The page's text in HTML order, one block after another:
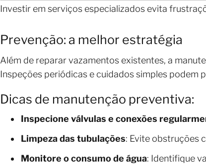
Investir em serviços especializados evita
Prevenção: a melhor estratégia
Além de reparar vazamentos existentes, a
Inspeções periódicas e cuidados simples podem
Dicas de manutenção preventiva:
Inspecione válvulas e conexões
Limpeza das tubulações: Evite obstruções
Monitore o consumo de água: Identifique